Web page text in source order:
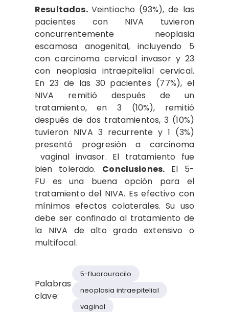
Resultados. Veintiocho (93%), de las
pacientes con NIVA tuvieron
concurrentemente neo­plasia
escamosa anogenital, in­cluyendo 5
con carcinoma cervi­cal invasor y 23
con neoplasia intraepitelial cervical.
En 23 de las 30 pacientes (77%), el
NIVA remitió después de un
tratamien­to, en 3 (10%), remitió
después de dos tratamientos, 3 (10%)
tu­vieron NIVA 3 recurrente y 1 (3%)
presentó progresión a carcinoma​
vaginal invasor. El tratamiento fue
bien tolerado. Conclusiones. El 5-
FU es una buena opción para el
tratamiento del NIVA. Es efecti­vo con
mínimos efectos colatera­les. Su uso
debe ser confinado al tratamiento de
la NIVA de alto grado extensivo o
multifocal.
Palabras
clave:
5-fluorouracilo
neo­plasia intraepitelial
vaginal